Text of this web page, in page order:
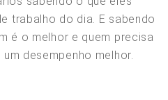
trabalho do dia. E sabendo
é o melhor e quem precisa
desempenho melhor.